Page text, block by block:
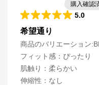
購入確認
5.0
希望通り
商品のバリエーション:
フィット感 ： ぴったり
肌触り ： 柔らかい
伸縮性 ： なし